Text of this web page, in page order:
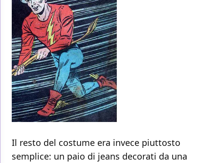
Il resto del costume era invece piuttosto
semplice: un paio di jeans decorati da una